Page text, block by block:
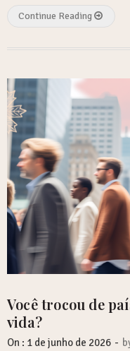
Continue Reading
Você trocou de
vida?
On : 1 de junho de 2026 -